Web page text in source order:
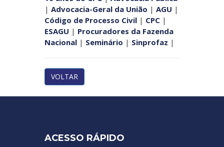
| Advocacia-Geral da União | AGU |
Código de Processo Civil | CPC |
ESAGU | Procuradores da Fazenda
Nacional | Seminário | Sinprofaz |
VOLTAR
ACESSO RÁPIDO